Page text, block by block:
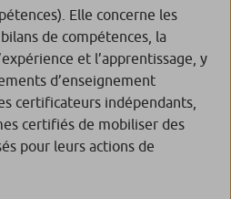
Elle concerne les
de compétences, la
et l’apprentissage, y
d’enseignement
certificateurs indépendants,
certifiés de mobiliser des
pour leurs actions de